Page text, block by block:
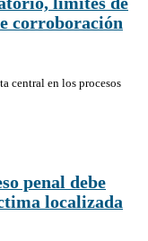
corroboración
central en los procesos
penal debe
localizada